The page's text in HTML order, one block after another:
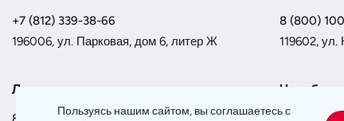
+7 (812) 339-38-66
196006, ул. Парковая, дом 6, литер Ж
8 (800)
119602, ул.
Липецк Челябинск
Пользуясь нашим сайтом, вы соглашаетесь с